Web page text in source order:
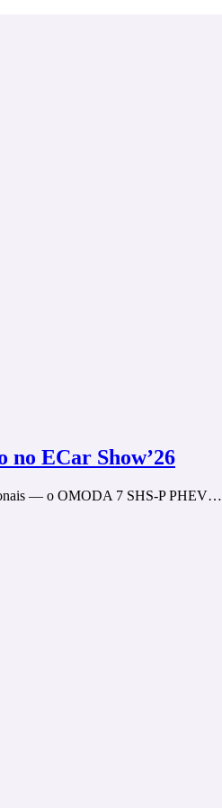
ECar Show’26
— o OMODA 7 SHS‑P PHEV…